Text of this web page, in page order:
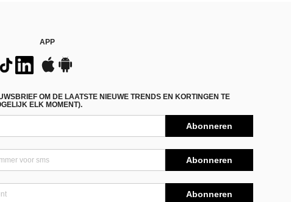
APP
OM DE LAATSTE NIEUWE TRENDS EN KORTINGEN TE
ELK MOMENT).
Abonneren
Abonneren
Abonneren